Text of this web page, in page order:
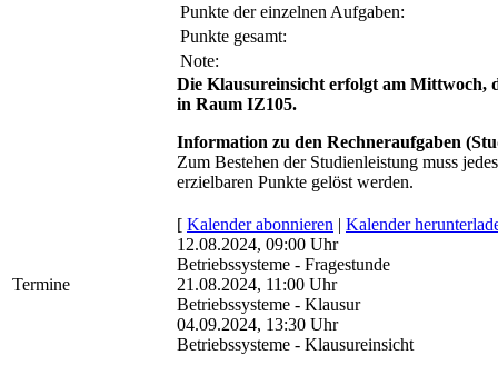
Punkte der einzelnen Aufgaben:
Punkte gesamt:
Note:
Die Klausureinsicht erfolgt am Mittwoch,
in Raum IZ105.
Information zu den Rechneraufgaben
Zum Bestehen der Studienleistung muss
erzielbaren Punkte gelöst werden.
Termine
[ Kalender abonnieren | Kalender
12.08.2024, 09:00 Uhr
Betriebssysteme - Fragestunde
21.08.2024, 11:00 Uhr
Betriebssysteme - Klausur
04.09.2024, 13:30 Uhr
Betriebssysteme - Klausureinsicht